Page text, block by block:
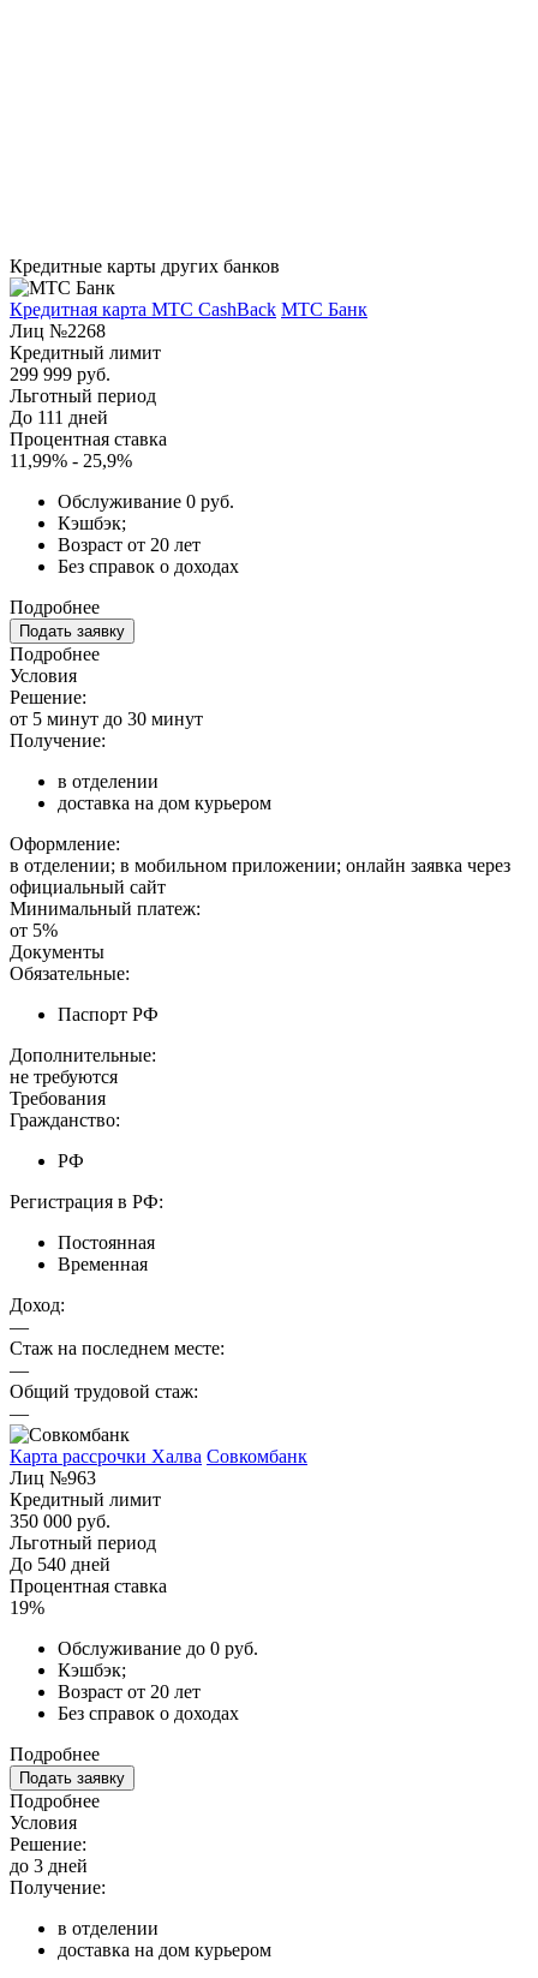
Кредитные карты других банков
Кредитная карта МТС CashBack МТС Банк
Лиц №2268
Кредитный лимит
299 999 руб.
Льготный период
До 111 дней
Процентная ставка
11,99% - 25,9%
Обслуживание 0 руб.
Кэшбэк;
Возраст от 20 лет
Без справок о доходах
Подробнее
Подать заявку
Подробнее
Условия
Решение:
от 5 минут до 30 минут
Получение:
в отделении
доставка на дом курьером
Оформление:
в отделении; в мобильном приложении; онлайн заявка через
официальный сайт
Минимальный платеж:
от 5%
Документы
Обязательные:
Паспорт РФ
Дополнительные:
не требуются
Требования
Гражданство:
РФ
Регистрация в РФ:
Постоянная
Временная
Доход:
—
Стаж на последнем месте:
—
Общий трудовой стаж:
—
Карта рассрочки Халва Совкомбанк
Лиц №963
Кредитный лимит
350 000 руб.
Льготный период
До 540 дней
Процентная ставка
19%
Обслуживание до 0 руб.
Кэшбэк;
Возраст от 20 лет
Без справок о доходах
Подробнее
Подать заявку
Подробнее
Условия
Решение:
до 3 дней
Получение:
в отделении
доставка на дом курьером